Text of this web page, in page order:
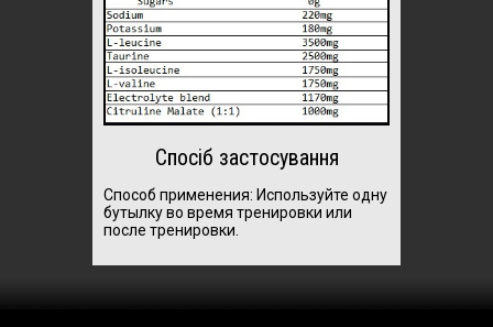
Спосіб застосування
Способ применения: Используйте одну
бутылку во время тренировки или
после тренировки.